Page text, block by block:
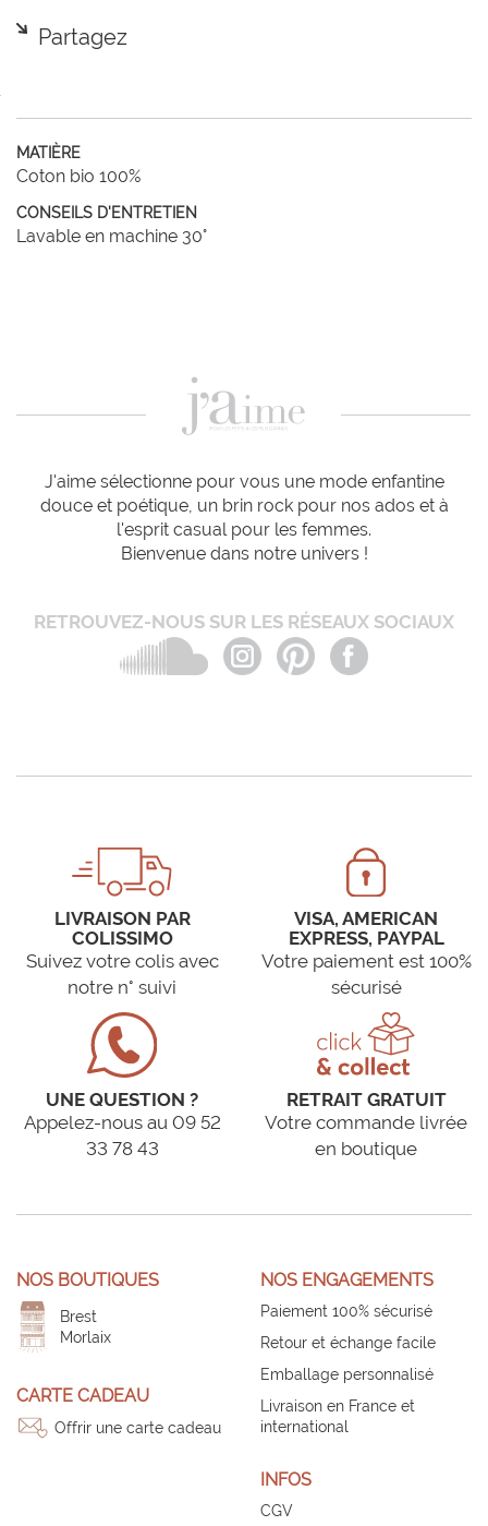
Partagez
MATIÈRE
Coton bio 100%
CONSEILS D'ENTRETIEN
Lavable en machine 30°
J'aime sélectionne pour vous une mode enfantine
douce et poétique, un brin rock pour nos ados et à
l'esprit casual pour les femmes.
Bienvenue dans notre univers !
RETROUVEZ-NOUS SUR LES RÉSEAUX SOCIAUX
LIVRAISON PAR
COLISSIMO
Suivez votre colis avec
notre n° suivi
VISA, AMERICAN
EXPRESS, PAYPAL
Votre paiement est 100%
sécurisé
UNE QUESTION ?
Appelez-nous au 09 52
33 78 43
RETRAIT GRATUIT
Votre commande livrée
en boutique
NOS BOUTIQUES
Brest
Morlaix
CARTE CADEAU
Offrir une carte cadeau
NOS ENGAGEMENTS
Paiement 100% sécurisé
Retour et échange facile
Emballage personnalisé
Livraison en France et
international
INFOS
CGV